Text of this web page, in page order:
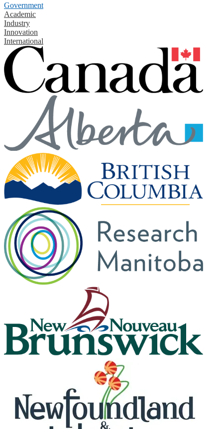
Government
Academic
Industry
Innovation
International